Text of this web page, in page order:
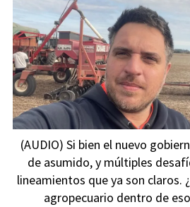
(AUDIO) Si bien el nuevo
de asumido, y múltiples
lineamientos que ya son claros.
agropecuario dentro de